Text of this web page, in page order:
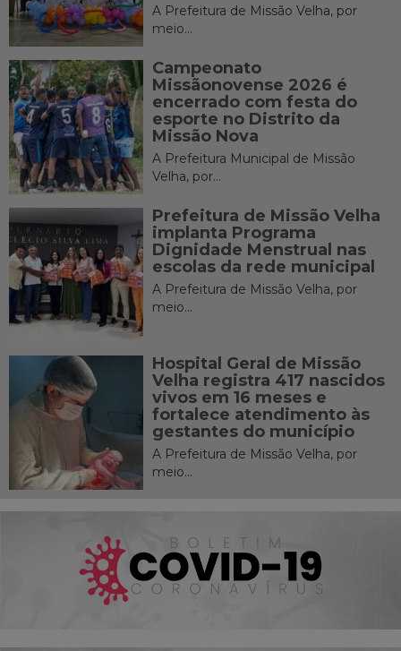
A Prefeitura de Missão Velha, por
meio...
Campeonato
Missãonovense 2026 é
encerrado com festa do
esporte no Distrito da
Missão Nova
A Prefeitura Municipal de Missão
Velha, por...
Prefeitura de Missão Velha
implanta Programa
Dignidade Menstrual nas
escolas da rede municipal
A Prefeitura de Missão Velha, por
meio...
Hospital Geral de Missão
Velha registra 417 nascidos
vivos em 16 meses e
fortalece atendimento às
gestantes do município
A Prefeitura de Missão Velha, por
meio...